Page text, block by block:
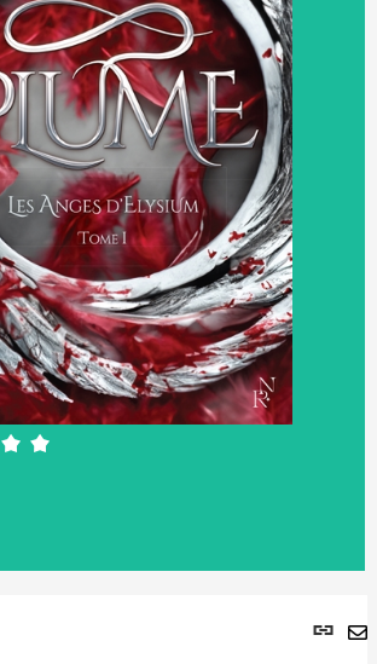
Lien